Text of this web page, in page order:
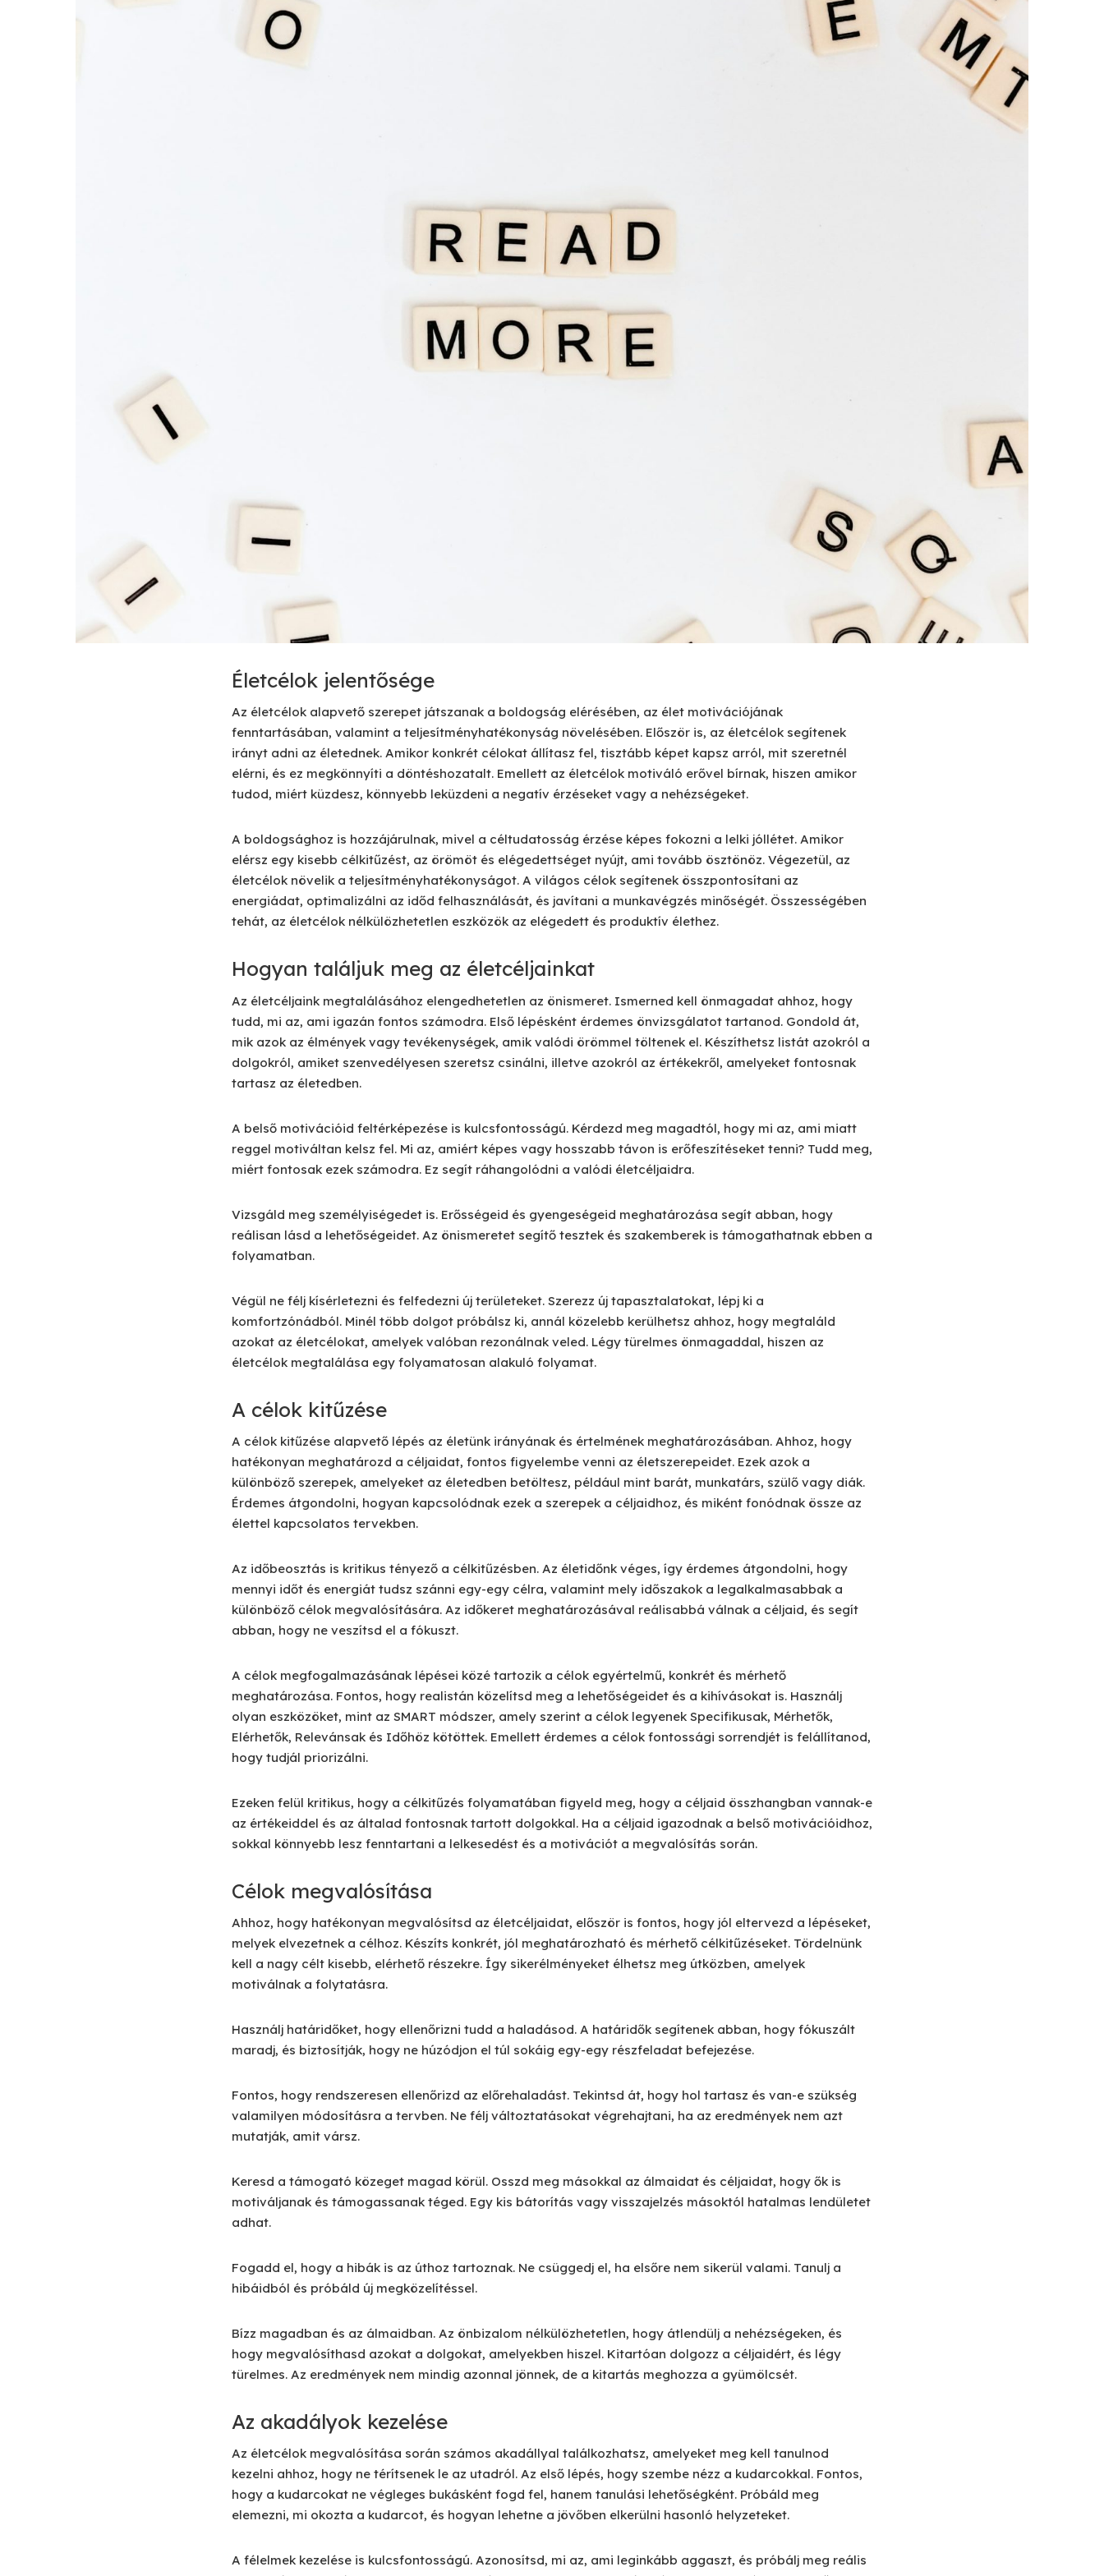
Életcélok jelentősége
Az életcélok alapvető szerepet játszanak a boldogság elérésében, az élet motivációjának
fenntartásában, valamint a teljesítményhatékonyság növelésében. Először is, az életcélok segítenek
irányt adni az életednek. Amikor konkrét célokat állítasz fel, tisztább képet kapsz arról, mit szeretnél
elérni, és ez megkönnyíti a döntéshozatalt. Emellett az életcélok motiváló erővel bírnak, hiszen amikor
tudod, miért küzdesz, könnyebb leküzdeni a negatív érzéseket vagy a nehézségeket.
A boldogsághoz is hozzájárulnak, mivel a céltudatosság érzése képes fokozni a lelki jóllétet. Amikor
elérsz egy kisebb célkitűzést, az örömöt és elégedettséget nyújt, ami tovább ösztönöz. Végezetül, az
életcélok növelik a teljesítményhatékonyságot. A világos célok segítenek összpontosítani az
energiádat, optimalizálni az időd felhasználását, és javítani a munkavégzés minőségét. Összességében
tehát, az életcélok nélkülözhetetlen eszközök az elégedett és produktív élethez.
Hogyan találjuk meg az életcéljainkat
Az életcéljaink megtalálásához elengedhetetlen az önismeret. Ismerned kell önmagadat ahhoz, hogy
tudd, mi az, ami igazán fontos számodra. Első lépésként érdemes önvizsgálatot tartanod. Gondold át,
mik azok az élmények vagy tevékenységek, amik valódi örömmel töltenek el. Készíthetsz listát azokról a
dolgokról, amiket szenvedélyesen szeretsz csinálni, illetve azokról az értékekről, amelyeket fontosnak
tartasz az életedben.
A belső motivációid feltérképezése is kulcsfontosságú. Kérdezd meg magadtól, hogy mi az, ami miatt
reggel motiváltan kelsz fel. Mi az, amiért képes vagy hosszabb távon is erőfeszítéseket tenni? Tudd meg,
miért fontosak ezek számodra. Ez segít ráhangolódni a valódi életcéljaidra.
Vizsgáld meg személyiségedet is. Erősségeid és gyengeségeid meghatározása segít abban, hogy
reálisan lásd a lehetőségeidet. Az önismeretet segítő tesztek és szakemberek is támogathatnak ebben a
folyamatban.
Végül ne félj kísérletezni és felfedezni új területeket. Szerezz új tapasztalatokat, lépj ki a
komfortzónádból. Minél több dolgot próbálsz ki, annál közelebb kerülhetsz ahhoz, hogy megtaláld
azokat az életcélokat, amelyek valóban rezonálnak veled. Légy türelmes önmagaddal, hiszen az
életcélok megtalálása egy folyamatosan alakuló folyamat.
A célok kitűzése
A célok kitűzése alapvető lépés az életünk irányának és értelmének meghatározásában. Ahhoz, hogy
hatékonyan meghatározd a céljaidat, fontos figyelembe venni az életszerepeidet. Ezek azok a
különböző szerepek, amelyeket az életedben betöltesz, például mint barát, munkatárs, szülő vagy diák.
Érdemes átgondolni, hogyan kapcsolódnak ezek a szerepek a céljaidhoz, és miként fonódnak össze az
élettel kapcsolatos tervekben.
Az időbeosztás is kritikus tényező a célkitűzésben. Az életidőnk véges, így érdemes átgondolni, hogy
mennyi időt és energiát tudsz szánni egy-egy célra, valamint mely időszakok a legalkalmasabbak a
különböző célok megvalósítására. Az időkeret meghatározásával reálisabbá válnak a céljaid, és segít
abban, hogy ne veszítsd el a fókuszt.
A célok megfogalmazásának lépései közé tartozik a célok egyértelmű, konkrét és mérhető
meghatározása. Fontos, hogy realistán közelítsd meg a lehetőségeidet és a kihívásokat is. Használj
olyan eszközöket, mint az SMART módszer, amely szerint a célok legyenek Specifikusak, Mérhetők,
Elérhetők, Relevánsak és Időhöz kötöttek. Emellett érdemes a célok fontossági sorrendjét is felállítanod,
hogy tudjál priorizálni.
Ezeken felül kritikus, hogy a célkitűzés folyamatában figyeld meg, hogy a céljaid összhangban vannak-e
az értékeiddel és az általad fontosnak tartott dolgokkal. Ha a céljaid igazodnak a belső motivációidhoz,
sokkal könnyebb lesz fenntartani a lelkesedést és a motivációt a megvalósítás során.
Célok megvalósítása
Ahhoz, hogy hatékonyan megvalósítsd az életcéljaidat, először is fontos, hogy jól eltervezd a lépéseket,
melyek elvezetnek a célhoz. Készíts konkrét, jól meghatározható és mérhető célkitűzéseket. Tördelnünk
kell a nagy célt kisebb, elérhető részekre. Így sikerélményeket élhetsz meg útközben, amelyek
motiválnak a folytatásra.
Használj határidőket, hogy ellenőrizni tudd a haladásod. A határidők segítenek abban, hogy fókuszált
maradj, és biztosítják, hogy ne húzódjon el túl sokáig egy-egy részfeladat befejezése.
Fontos, hogy rendszeresen ellenőrizd az előrehaladást. Tekintsd át, hogy hol tartasz és van-e szükség
valamilyen módosításra a tervben. Ne félj változtatásokat végrehajtani, ha az eredmények nem azt
mutatják, amit vársz.
Keresd a támogató közeget magad körül. Osszd meg másokkal az álmaidat és céljaidat, hogy ők is
motiváljanak és támogassanak téged. Egy kis bátorítás vagy visszajelzés másoktól hatalmas lendületet
adhat.
Fogadd el, hogy a hibák is az úthoz tartoznak. Ne csüggedj el, ha elsőre nem sikerül valami. Tanulj a
hibáidból és próbáld új megközelítéssel.
Bízz magadban és az álmaidban. Az önbizalom nélkülözhetetlen, hogy átlendülj a nehézségeken, és
hogy megvalósíthasd azokat a dolgokat, amelyekben hiszel. Kitartóan dolgozz a céljaidért, és légy
türelmes. Az eredmények nem mindig azonnal jönnek, de a kitartás meghozza a gyümölcsét.
Az akadályok kezelése
Az életcélok megvalósítása során számos akadállyal találkozhatsz, amelyeket meg kell tanulnod
kezelni ahhoz, hogy ne térítsenek le az utadról. Az első lépés, hogy szembe nézz a kudarcokkal. Fontos,
hogy a kudarcokat ne végleges bukásként fogd fel, hanem tanulási lehetőségként. Próbáld meg
elemezni, mi okozta a kudarcot, és hogyan lehetne a jövőben elkerülni hasonló helyzeteket.
A félelmek kezelése is kulcsfontosságú. Azonosítsd, mi az, ami leginkább aggaszt, és próbálj meg reális